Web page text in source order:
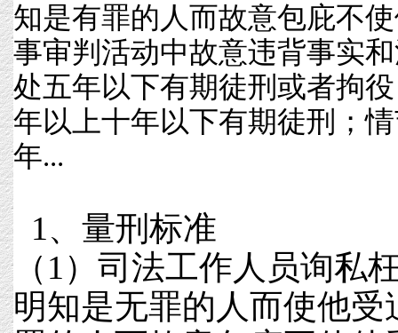
知是有罪的人而故意包庇不
事审判活动中故意违背事实
处五年以下有期徒刑或者拘
年以上十年以下有期徒刑；
年...
1、量刑标准
（1）司法工作人员询私
明知是无罪的人而使他